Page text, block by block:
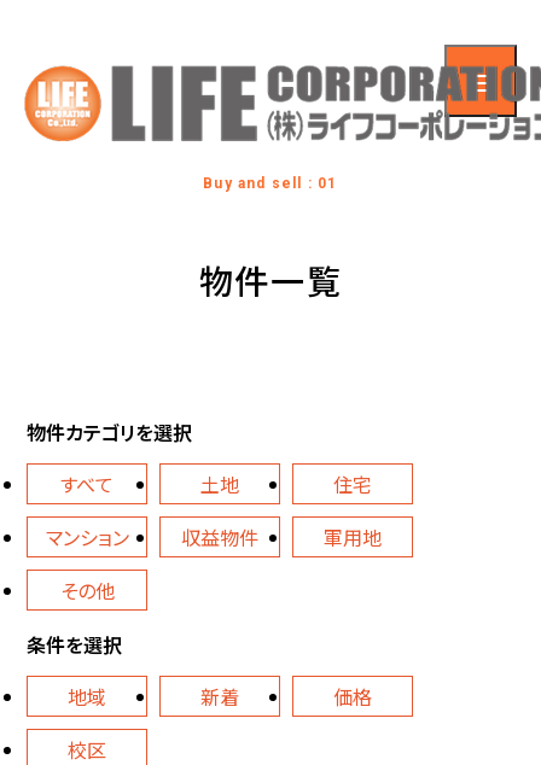
Buy and sell : 01
物件一覧
物件カテゴリを選択
すべて
土地
住宅
マンション
収益物件
軍用地
その他
条件を選択
地域
新着
価格
校区